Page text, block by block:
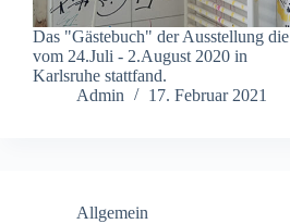
Das "Gästebuch" der Ausstellung die
vom 24.Juli - 2.August 2020 in
Karlsruhe stattfand.
Admin
17. Februar 2021
Allgemein